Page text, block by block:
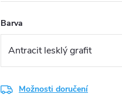
Barva
Možnosti doručení